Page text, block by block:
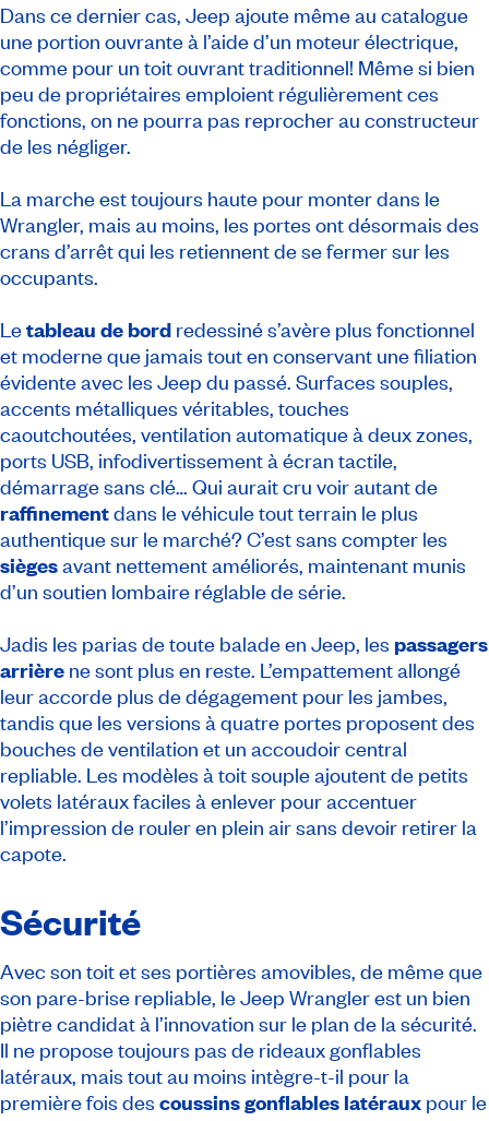
Dans ce dernier cas, Jeep ajoute même au catalogue
une portion ouvrante à l’aide d’un moteur électrique,
comme pour un toit ouvrant traditionnel! Même si bien
peu de propriétaires emploient régulièrement ces
fonctions, on ne pourra pas reprocher au constructeur
de les négliger.
La marche est toujours haute pour monter dans le
Wrangler, mais au moins, les portes ont désormais des
crans d’arrêt qui les retiennent de se fermer sur les
occupants.
Letableau de bord redessiné s’avère plus fonctionnel
et moderne que jamais tout en conservant une filiation
évidente avec les Jeep du passé. Surfaces souples,
accents métalliques véritables, touches
caoutchoutées, ventilation automatique à deux zones,
ports USB, infodivertissement à écran tactile,
démarrage sans clé… Qui aurait cru voir autant de
raffinementdans le véhicule tout terrain le plus
authentique sur le marché? C’est sans compter les
siègesavant nettement améliorés, maintenant munis
d’un soutien lombaire réglable de série.
Jadis les parias de toute balade en Jeep, les passagers
arrière ne sont plus en reste. L’empattement allongé
leur accorde plus de dégagement pour les jambes,
tandis que les versions à quatre portes proposent des
bouches de ventilation et un accoudoir central
repliable. Les modèles à toit souple ajoutent de petits
volets latéraux faciles à enlever pour accentuer
l’impression de rouler en plein air sans devoir retirer la
capote.
Sécurité
Avec son toit et ses portières amovibles, de même que
son pare-brise repliable, le Jeep Wrangler est un bien
piètre candidat à l’innovation sur le plan de la sécurité.
Il ne propose toujours pas de rideaux gonflables
latéraux, mais tout au moins intègre-t-il pour la
première fois des coussins gonflables latéraux pour le